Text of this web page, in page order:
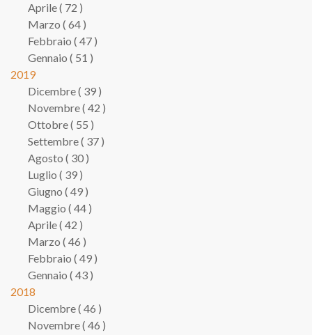
Aprile ( 72 )
Marzo ( 64 )
Febbraio ( 47 )
Gennaio ( 51 )
2019
Dicembre ( 39 )
Novembre ( 42 )
Ottobre ( 55 )
Settembre ( 37 )
Agosto ( 30 )
Luglio ( 39 )
Giugno ( 49 )
Maggio ( 44 )
Aprile ( 42 )
Marzo ( 46 )
Febbraio ( 49 )
Gennaio ( 43 )
2018
Dicembre ( 46 )
Novembre ( 46 )